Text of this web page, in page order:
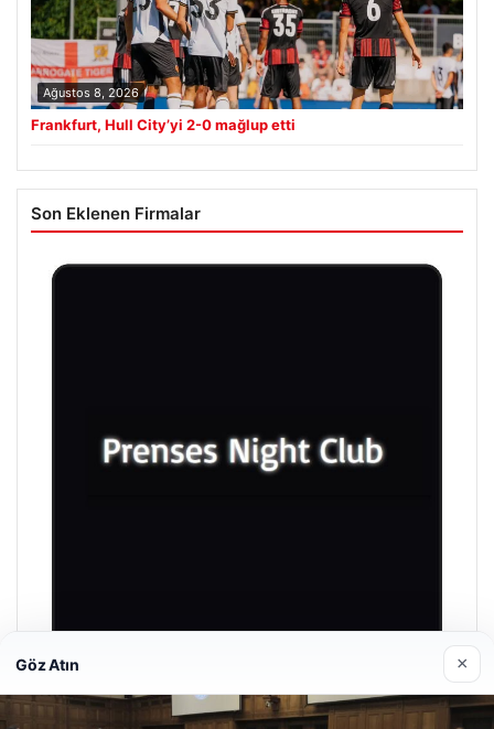
Ağustos 8, 2026
Frankfurt, Hull City’yi 2-0 mağlup etti
Son Eklenen Firmalar
Prenses Night Club
Nisan 29, 2026
Göz Atın ×